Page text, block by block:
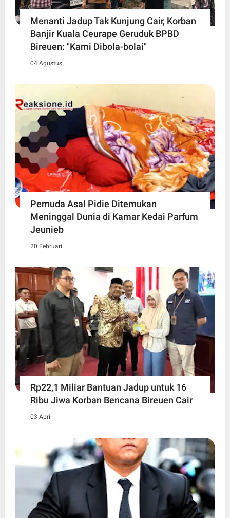
Menanti Jadup Tak Kunjung Cair, Korban
Banjir Kuala Ceurape Geruduk BPBD
Bireuen: "Kami Dibola-bolai"
04 Agustus
Pemuda Asal Pidie Ditemukan
Meninggal Dunia di Kamar Kedai Parfum
Jeunieb
20 Februari
Rp22,1 Miliar Bantuan Jadup untuk 16
Ribu Jiwa Korban Bencana Bireuen Cair
03 April